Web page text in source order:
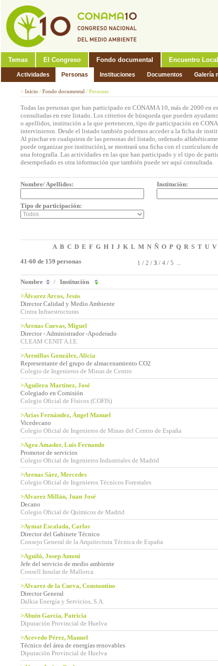
Temas El Congreso Fondo documental Encuentro Local
Actividades Personas Instituciones Documentos Galería
> Inicio / Fondo documental / Personas
Todas las personas que han participado en CONAMA 10, más de 2000 en
consultadas en este listado. Los criterios de búsqueda que pueden
o apellidos, institución a la que pertenecen, tipo de participación en
intervinieron. Desde el listado también podemos acceder a la ficha de
Al pinchar en cualquiera de las personas del listado, ordenado
puede organizar por institución), se mostrará una ficha con el currículum
una fotografía. Las actividades en las que han participado y el tipo de
desempeñado es otra información que también puede ser aquí consultada.
Nombre/ Apellidos: Institución:
Tipo de participación:
A B C D E F G H I J K L M N Ñ O P Q R S T U V
41-60 de 159 personas
1 / 2 / 3 / 4 / 5 ...
Nombre / Institución
>Álvarez Arcos, Jesús
Director Calidad y Medio Ambiente
Cintra Infraestructuras
>Arenas Cuevas, Miguel
Director - Administrador -Apoderado
CLEAM CENIT A.I.E.
>Arenillas González, Alicia
Representante del grupo de almacenamiento CO2
Colegio de Ingenieros de Minas de Centro
>Aguilera Martínez, José
Colegiado en Comisión
Colegio Oficial de Físicos (COFIS)
>Arias Fernández, Ángel Manuel
Vicedecano
Colegio Oficial de Ingenieros de Minas del Centro de España
>Agea Amador, Luis Fernando
Promotor de servicios
Colegio Oficial de Ingenieros Industriales de Madrid
>Arenas Sáez, Mercedes
Colegio Oficial de Ingenieros Técnicos Forestales
>Alvarez Millán, Juan José
Decano
Colegio Oficial de Químicos de Madrid
>Aymat Escalada, Carlos
Director del Gabinete Técnico
Consejo General de la Arquitectura Técnica de España
>Aguiló, Josep Antoni
Jefe del servicio de medio ambiente
Consell Insular de Mallorca
>Alvarez de la Cueva, Constantino
Director General
Dalkia Energía y Servicios, S.A.
>Abuín García, Patricia
Diputación Provincial de Huelva
>Acevedo Pérez, Manuel
Técnico del área de energías renovables
Diputación Provincial de Huelva